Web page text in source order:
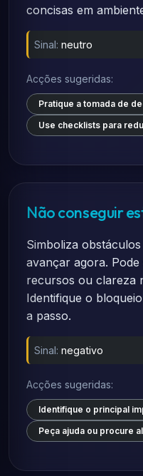
concisas em
Sinal: neutro
Acções sugeridas:
Pratique a tomada de
Use checklists para
Não conseguir
Simboliza
avançar agora.
recursos ou clareza
Identifique o
a passo.
Sinal: negativo
Acções sugeridas:
Identifique o principal
Peça ajuda ou procure